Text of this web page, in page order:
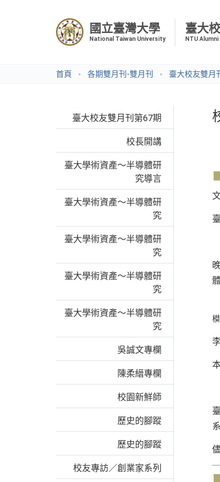
國立臺灣大學
National Taiwan University
臺大
NTU
首頁 各期雙月刊-雙月刊 臺大校友雙月
臺大校友雙月刊第67期
校長開講
臺大學術資產～半導體研
究導言
臺大學術資產～半導體研
究
臺大學術資產～半導體研
究
臺大學術資產～半導體研
究
臺大學術資產～半導體研
究
吳誠文專欄
陳柔縉專欄
校園新鮮師
歷史的腳蹤
歷史的腳蹤
校友專訪／創業家系列